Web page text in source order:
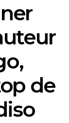
de